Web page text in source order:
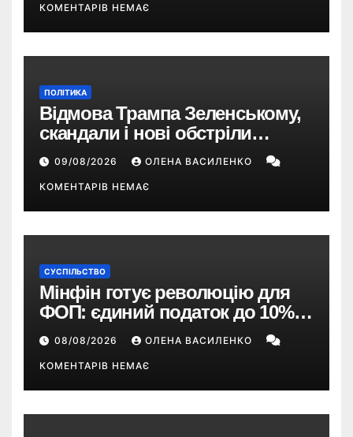
КОМЕНТАРІВ НЕМАЄ
ПОЛІТИКА
Відмова Трампа Зеленському,
скандали і нові обстріли
України – що пішло не так?
09/08/2026 ОЛЕНА ВАСИЛЕНКО
КОМЕНТАРІВ НЕМАЄ
СУСПІЛЬСТВО
Мінфін готує революцію для
ФОП: єдиний податок до 10%,
ПДВ з 2028 року та перегляд 2-ї
групи
08/08/2026 ОЛЕНА ВАСИЛЕНКО
КОМЕНТАРІВ НЕМАЄ